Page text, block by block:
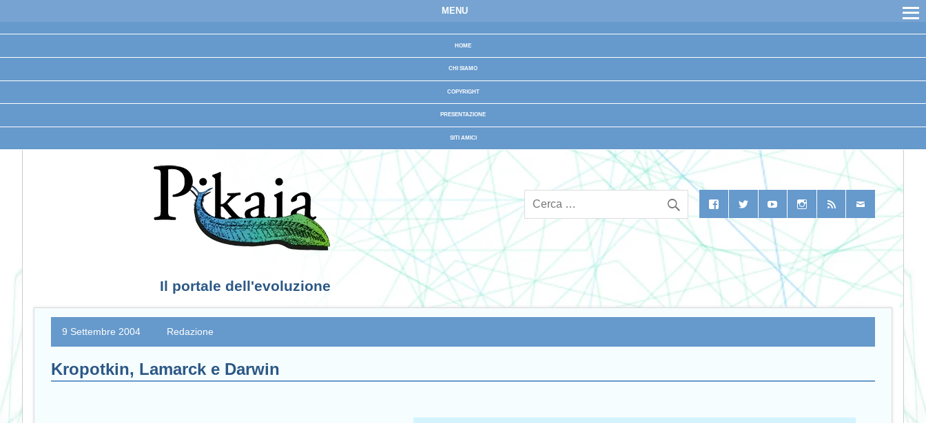
MENU
HOME
CHI SIAMO
COPYRIGHT
PRESENTAZIONE
SITI AMICI
Il portale dell'evoluzione
9 Settembre 2004 Redazione
Kropotkin, Lamarck e Darwin